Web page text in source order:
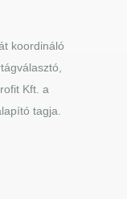
koordináló
Kft. a
tagja.